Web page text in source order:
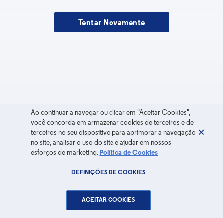
Tentar Novamente
Ao continuar a navegar ou clicar em "Aceitar Cookies",
você concorda em armazenar cookies de terceiros e de
terceiros no seu dispositivo para aprimorar a navegação
no site, analisar o uso do site e ajudar em nossos
esforços de marketing. Política de Cookies
DEFINIÇÕES DE COOKIES
ACEITAR COOKIES